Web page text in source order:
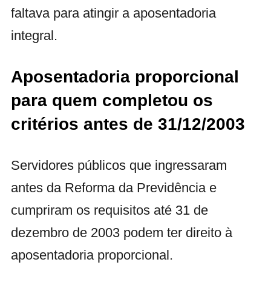
faltava para atingir a aposentadoria
integral.
Aposentadoria proporcional
para quem completou os
critérios antes de 31/12/2003
Servidores públicos que ingressaram
antes da Reforma da Previdência e
cumpriram os requisitos até 31 de
dezembro de 2003 podem ter direito à
aposentadoria proporcional.